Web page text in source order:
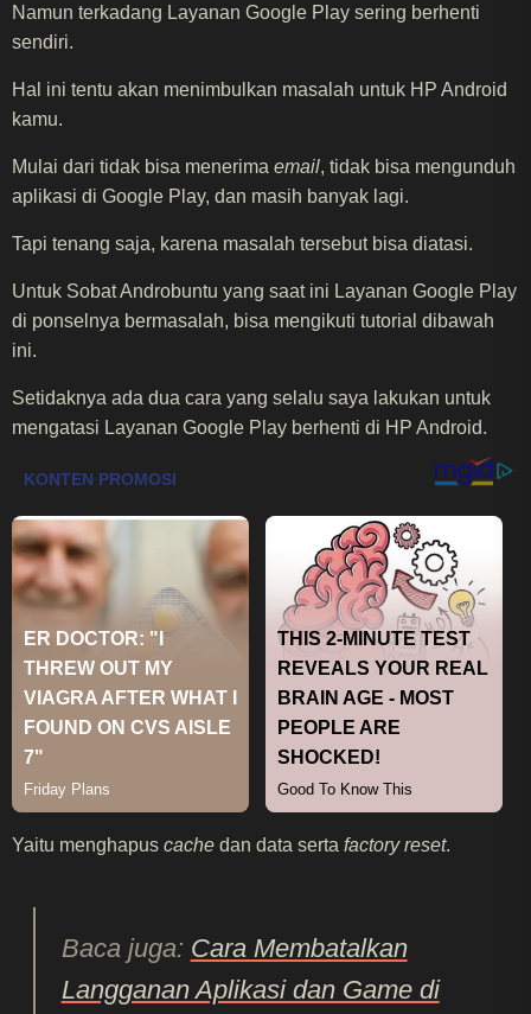
Namun terkadang Layanan Google Play sering berhenti
sendiri.
Hal ini tentu akan menimbulkan masalah untuk HP Android
kamu.
Mulai dari tidak bisa menerima email, tidak bisa mengunduh
aplikasi di Google Play, dan masih banyak lagi.
Tapi tenang saja, karena masalah tersebut bisa diatasi.
Untuk Sobat Androbuntu yang saat ini Layanan Google Play
di ponselnya bermasalah, bisa mengikuti tutorial dibawah
ini.
Setidaknya ada dua cara yang selalu saya lakukan untuk
mengatasi Layanan Google Play berhenti di HP Android.
Yaitu menghapus cache dan data serta factory reset.
Baca juga: Cara Membatalkan
Langganan Aplikasi dan Game di